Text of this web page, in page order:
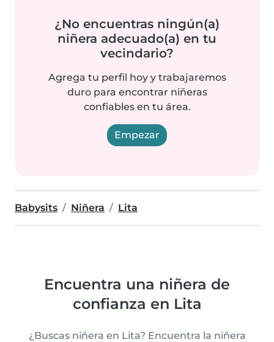
¿No encuentras ningún(a)
niñera adecuado(a) en tu
vecindario?
Agrega tu perfil hoy y trabajaremos
duro para encontrar niñeras
confiables en tu área.
Empezar
Babysits Niñera Lita
Encuentra una niñera de
confianza en Lita
¿Buscas niñera en Lita? Encuentra la niñera